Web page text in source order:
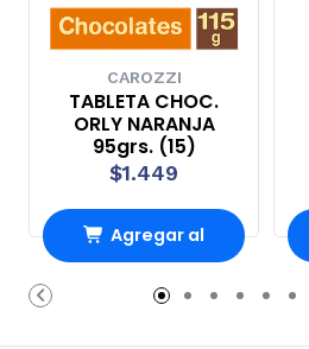
CAROZZI
TABLETA CHOC.
ORLY NARANJA
95grs. (15)
$1.449
Agregar al
Carro